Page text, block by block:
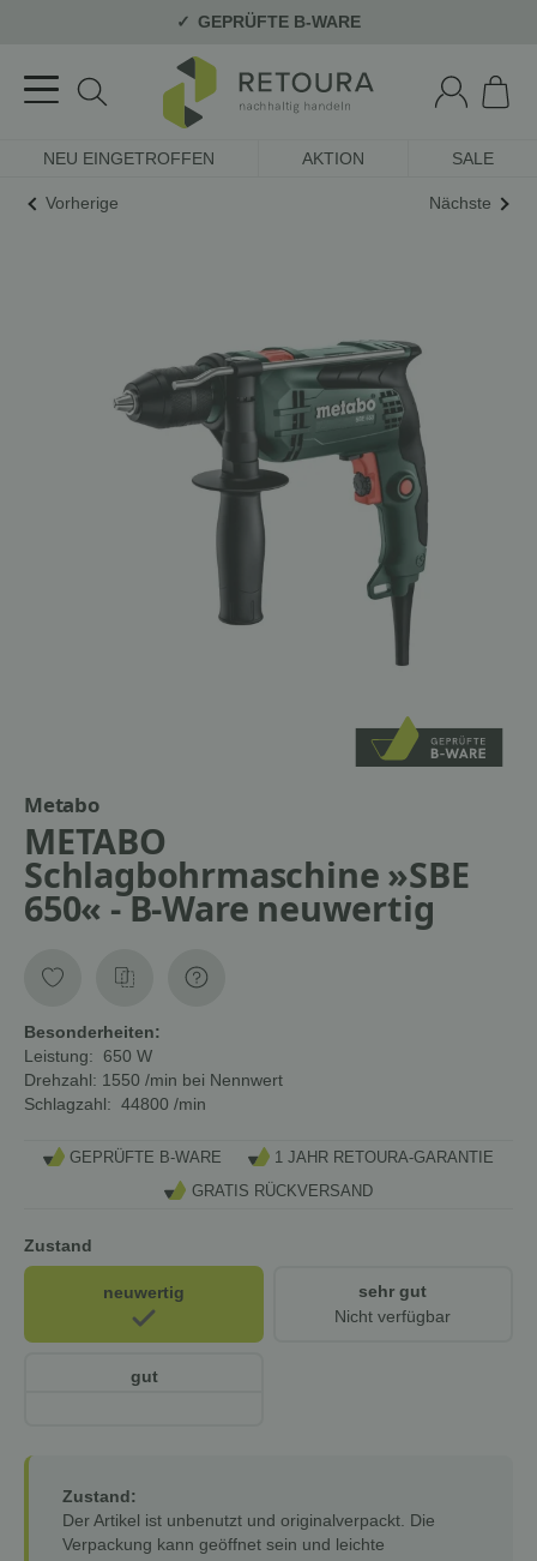
GEPRÜFTE B-WARE
NEU EINGETROFFEN AKTION SALE
Vorherige Nächste
Metabo
METABO
Schlagbohrmaschine »SBE
650« - B-Ware neuwertig
Besonderheiten:
Leistung:
650 W
Drehzahl: 1550 /min bei Nennwert
Schlagzahl: 44800 /min
GEPRÜFTE B-WARE
1 JAHR RETOURA-GARANTIE
GRATIS RÜCKVERSAND
Zustand
neuwertig
sehr gut
Nicht verfügbar
gut
Zustand:
Der Artikel ist unbenutzt und originalverpackt. Die
Verpackung kann geöffnet sein und leichte